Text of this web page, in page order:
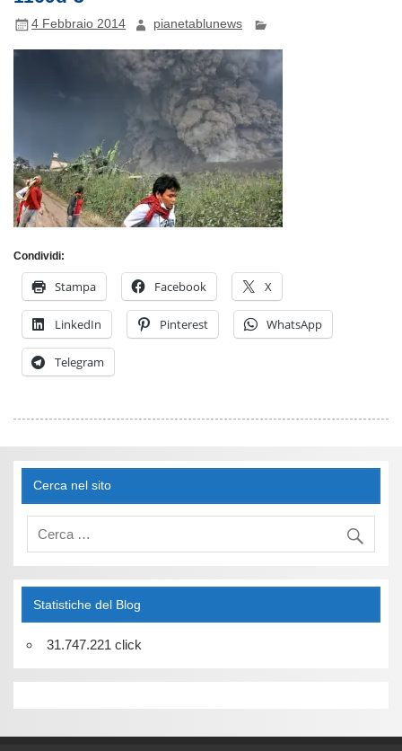
4 Febbraio 2014 pianetablunews
Condividi:
Stampa Facebook X
LinkedIn Pinterest WhatsApp
Telegram
Cerca nel sito
Statistiche del Blog
31.747.221 click